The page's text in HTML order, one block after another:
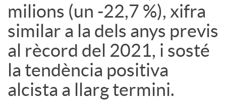
milions (un -22,7 %), xifra
similar a la dels anys previs
al rècord del 2021, i sosté
la tendència positiva
alcista a llarg termini.